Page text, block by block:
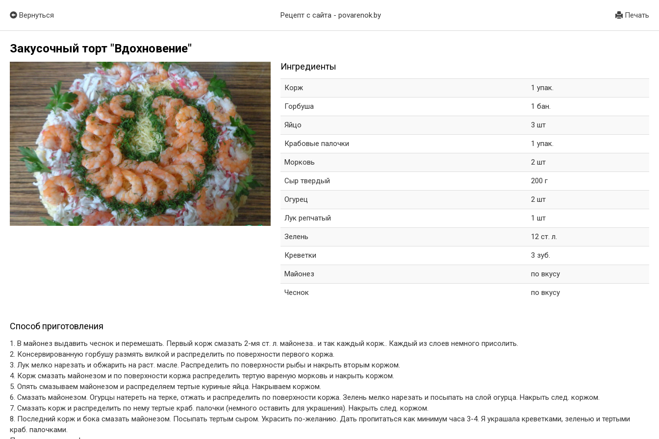
Вернуться Рецепт с сайта - povarenok.by Печать
Закусочный торт "Вдохновение"
Ингредиенты
Корж 1 упак.
Горбуша 1 бан.
Яйцо 3 шт
Крабовые палочки 1 упак.
Морковь 2 шт
Сыр твердый 200 г
Огурец 2 шт
Лук репчатый 1 шт
Зелень 12 ст. л.
Креветки 3 зуб.
Майонез по вкусу
Чеснок по вкусу
Способ приготовления
1. В майонез выдавить чеснок и перемешать. Первый корж смазать 2-мя ст. л. майонеза.. и так каждый корж.. Каждый из слоев немного присолить.
2. Консервированную горбушу размять вилкой и распределить по поверхности первого коржа.
3. Лук мелко нарезать и обжарить на раст. масле. Распределить по поверхности рыбы и накрыть вторым коржом.
4. Корж смазать майонезом и по поверхности коржа распределить тертую вареную морковь и накрыть коржом.
5. Опять смазываем майонезом и распределяем тертые куриные яйца. Накрываем коржом.
6. Смазать майонезом. Огурцы натереть на терке, отжать и распределить по поверхности коржа. Зелень мелко нарезать и посыпать на слой огурца. Накрыть след. коржом.
7. Смазать корж и распределить по нему тертые краб. палочки (немного оставить для украшения). Накрыть след. коржом.
8. Последний корж и бока смазать майонезом. Посыпать тертым сыром. Украсить по-желанию. Дать пропитаться как минимум часа 3-4. Я украшала креветками, зеленью и тертыми
краб. палочками.